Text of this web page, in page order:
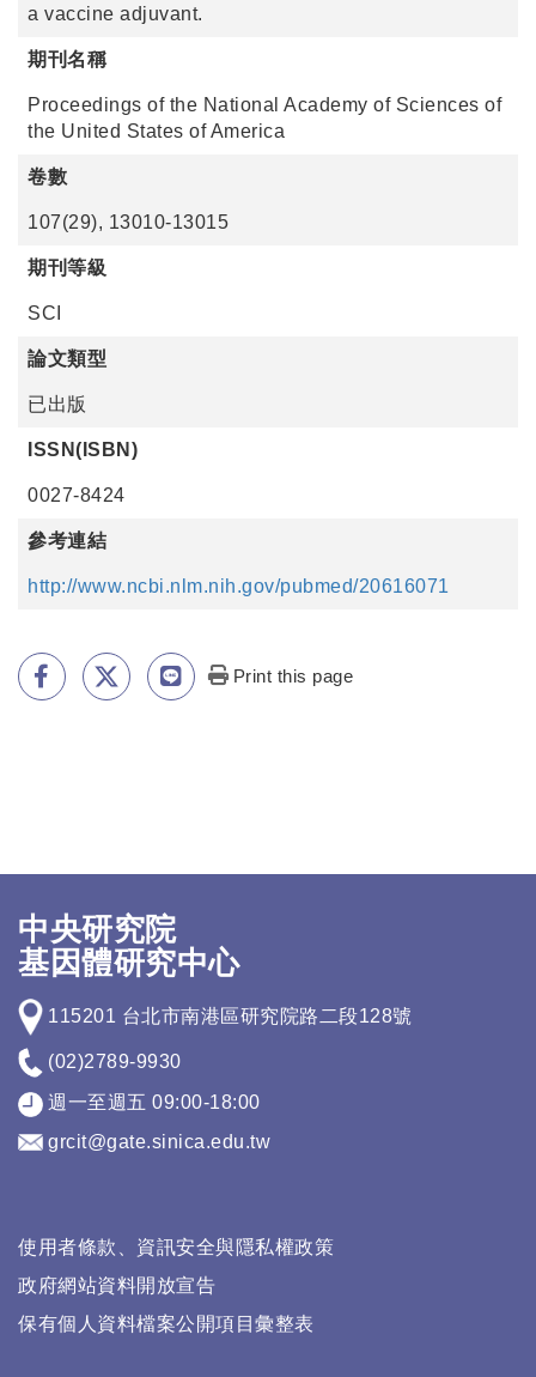
a vaccine adjuvant.
期刊名稱
Proceedings of the National Academy of Sciences of
the United States of America
卷數
107(29), 13010-13015
期刊等級
SCI
論文類型
已出版
ISSN(ISBN)
0027-8424
參考連結
http://www.ncbi.nlm.nih.gov/pubmed/20616071
Print this page
中央研究院
基因體研究中心
115201 台北市南港區研究院路二段128號
(02)2789-9930
週一至週五 09:00-18:00
grcit@gate.sinica.edu.tw
使用者條款、資訊安全與隱私權政策
政府網站資料開放宣告
保有個人資料檔案公開項目彙整表